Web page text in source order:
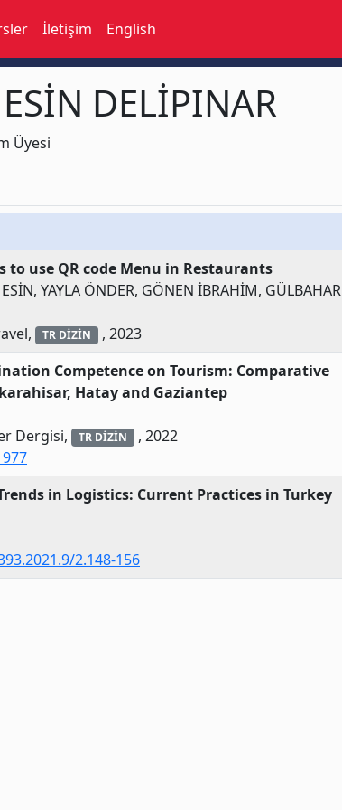
İletişim English
DELİPINAR
Üyesi
to use QR code Menu in Restaurants
YAYLA ÖNDER, GÖNEN İBRAHİM, GÜLBAHAR
TR DİZİN , 2023
Competence on Tourism: Comparative
Hatay and Gaziantep
Dergisi,
TR DİZİN , 2022
in Logistics: Current Practices in Turkey
2.148-156